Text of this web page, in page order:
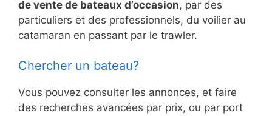
de vente de bateaux d’occasion, par des
particuliers et des professionnels, du voilier au
catamaran en passant par le trawler.
Chercher un bateau?
Vous pouvez consulter les annonces, et faire
des recherches avancées par prix, ou par port